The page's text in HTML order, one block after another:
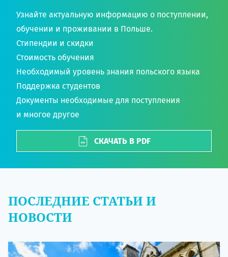
Узнайте актуальную информацию о поступлении,
обучении и проживании в Польше.
Стипендии и скидки
Стоимость обучения
Необходимый уровень знания польского языка
Поддержка студентов
Документы необходимые для поступления
и многое другое
СКАЧАТЬ В PDF
ПОСЛЕДНИЕ СТАТЬИ И
НОВОСТИ